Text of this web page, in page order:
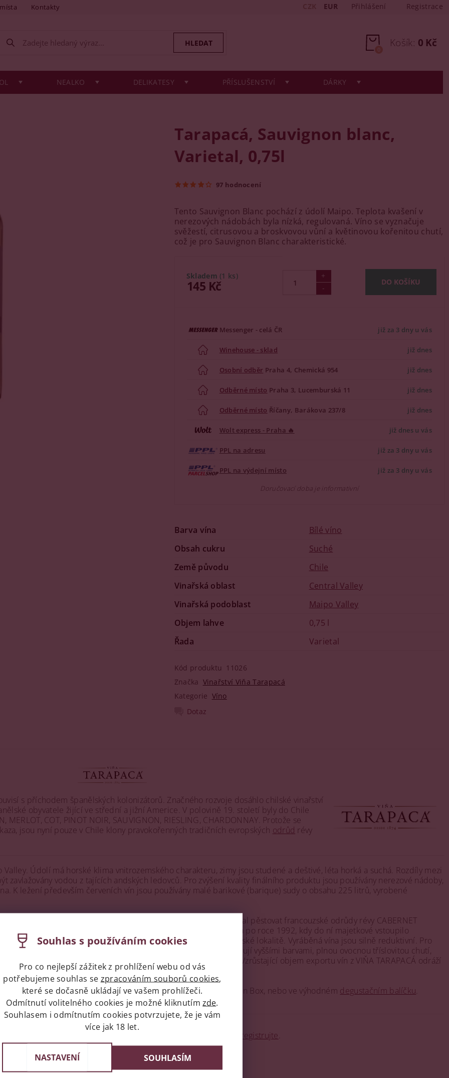
Kontakty EUR Přihlášení Registrace
Košík: 0 Kč
0
NEALKO DELIKATESY PŘÍSLUŠENSTVÍ DÁRKY
Tarapacá, Sauvignon blanc,
Varietal, 0,75l
97 hodnocení
Tento Sauvignon Blanc pochází z údolí Maipo. Teplota kvašení v
nerezových nádobách byla nízká, regulovaná. Víno se vyznačuje
svěžestí, citrusovou a broskvovou vůní a květinovou kořenitou chutí,
což je pro Sauvignon Blanc charakteristické.
Skladem (1 ks)
145 Kč
Messenger - celá ČR již za 3 dny u vás
Winehouse - sklad již dnes
Osobní odběr Praha 4, Chemická 954 již dnes
Odběrné místo Praha 3, Lucemburská 11 již dnes
Odběrné místo Říčany, Barákova 237/8 již dnes
Wolt express - Praha 🔥 již dnes u vás
PPL na adresu již za 3 dny u vás
PPL na výdejní místo
již za 3 dny u vás
Doručovací doba je informativní
Barva vína
Bílé víno
Obsah cukru
Suché
Země původu
Chile
Vinařská oblast
Central Valley
Vinařská podoblast
Maipo Valley
Objem lahve
0,75 l
Řada
Varietal
Kód produktu
11026
Značka Vinařství Viňa Tarapacá
Kategorie Víno
Dotaz
s příchodem španělských kolonizátorů. Značného rozvoje dosáhlo chilské vinařství
obyvatele žijící ve střední a jižní Americe. V polovině 19. století byly do Chile
COT, PINOT NOIR, SAUVIGNON, RIESLING, CHARDONNAY. Protože se
jsou nyní pouze v Chile klony pravokořenných tradičních evropských odrůd révy
Údolí má horské klima vnitrozemského charakteru, zimy jsou studené a deštivé, léta horká a suchá. Rozdíly mezi
zavlažovány vodou z tajících andských ledovců. Pro zvýšení kvality finálního produktu jsou používány nerezové nádoby,
K ležení především červeních vín jsou používány malé barikové (barique) sudy o obsahu 225 litrů, vyrobené
v roce 1874 donem F. de Rojas y Salamanca. Ten zde začal pěstovat francouzské odrůdy révy CABERNET
BLANC a SEMILLON. Nová éra ve VIŇA TARAPACÁ nastala po roce 1992, kdy do ní majetkové vstoupilo
600 ha nových vinohradů v nejprestižnější chilské vinařské lokalitě. Vyráběná vína jsou silně reduktivní. Pro
vůně a chuť s pikantními kyselinami. Červená vína se vyznačují vyššími barvami, plnou ovocnou tříslovitou chutí,
vín jsou příznivě ovlivňovány ležením v barikových sudech. Vzrůstající objem exportu vín z VIŇA TARAPACÁ odráží
krabici, ve výhodném balení po dvou lahvích, v 3l balení Bag In Box, nebo ve výhodném degustačním balíčku
uživatelé mohou vkládat příspěvky. Prosím registrujte
18.11.2021 20:46
Souhlas s používáním cookies
Pro co nejlepší zážitek z prohlížení webu od vás
potřebujeme souhlas se zpracováním souborů cookies,
které se dočasně ukládají ve vašem prohlížeči.
Odmítnutí volitelného cookies je možné kliknutímzde.
Souhlasem i odmítnutím cookies potvrzujete, že je vám
více jak 18 let.
NASTAVENÍ SOUHLASÍM